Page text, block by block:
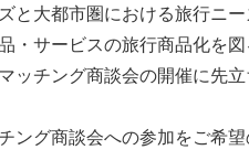
と大都市圏における旅行ニ
・サービスの旅行商品化を
ッチング商談会の開催に先
ング商談会への参加をご希